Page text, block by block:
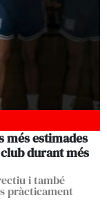
més estimades
durant més
i també
pràcticament